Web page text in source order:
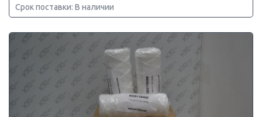
Срок поставки: В наличии